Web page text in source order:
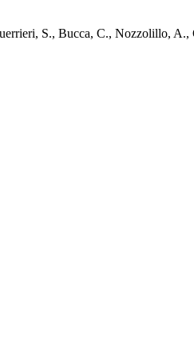
S., Bucca, C., Nozzolillo,